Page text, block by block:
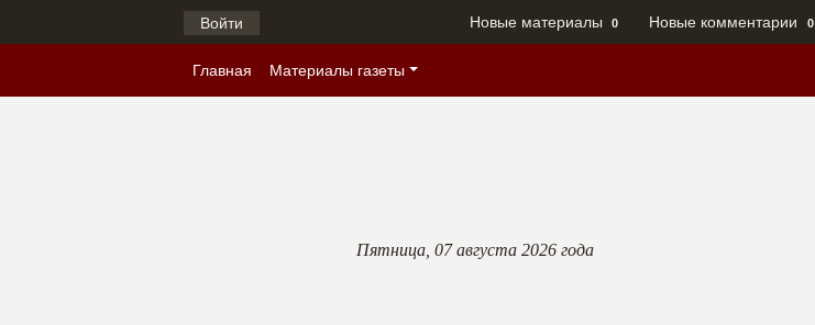
Войти Новые материалы 0 Новые комментарии 0
Главная Материалы газеты
Пятница, 07 августа 2026 года